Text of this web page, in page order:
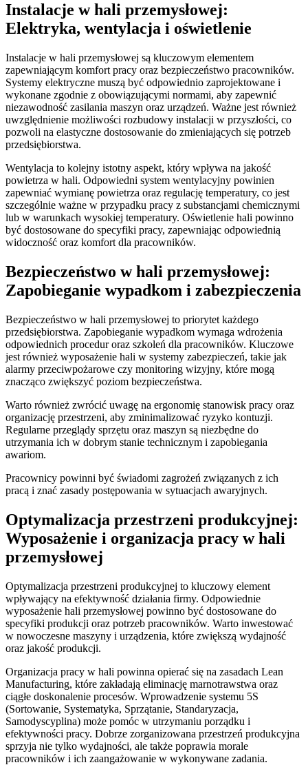
Instalacje w hali przemysłowej:
Elektryka, wentylacja i oświetlenie
Instalacje w hali przemysłowej są kluczowym elementem
zapewniającym komfort pracy oraz bezpieczeństwo pracowników.
Systemy elektryczne muszą być odpowiednio zaprojektowane i
wykonane zgodnie z obowiązującymi normami, aby zapewnić
niezawodność zasilania maszyn oraz urządzeń. Ważne jest również
uwzględnienie możliwości rozbudowy instalacji w przyszłości, co
pozwoli na elastyczne dostosowanie do zmieniających się potrzeb
przedsiębiorstwa.
Wentylacja to kolejny istotny aspekt, który wpływa na jakość
powietrza w hali. Odpowiedni system wentylacyjny powinien
zapewniać wymianę powietrza oraz regulację temperatury, co jest
szczególnie ważne w przypadku pracy z substancjami chemicznymi
lub w warunkach wysokiej temperatury. Oświetlenie hali powinno
być dostosowane do specyfiki pracy, zapewniając odpowiednią
widoczność oraz komfort dla pracowników.
Bezpieczeństwo w hali przemysłowej:
Zapobieganie wypadkom i zabezpieczenia
Bezpieczeństwo w hali przemysłowej to priorytet każdego
przedsiębiorstwa. Zapobieganie wypadkom wymaga wdrożenia
odpowiednich procedur oraz szkoleń dla pracowników. Kluczowe
jest również wyposażenie hali w systemy zabezpieczeń, takie jak
alarmy przeciwpożarowe czy monitoring wizyjny, które mogą
znacząco zwiększyć poziom bezpieczeństwa.
Warto również zwrócić uwagę na ergonomię stanowisk pracy oraz
organizację przestrzeni, aby zminimalizować ryzyko kontuzji.
Regularne przeglądy sprzętu oraz maszyn są niezbędne do
utrzymania ich w dobrym stanie technicznym i zapobiegania
awariom.
Pracownicy powinni być świadomi zagrożeń związanych z ich
pracą i znać zasady postępowania w sytuacjach awaryjnych.
Optymalizacja przestrzeni produkcyjnej:
Wyposażenie i organizacja pracy w hali
przemysłowej
Optymalizacja przestrzeni produkcyjnej to kluczowy element
wpływający na efektywność działania firmy. Odpowiednie
wyposażenie hali przemysłowej powinno być dostosowane do
specyfiki produkcji oraz potrzeb pracowników. Warto inwestować
w nowoczesne maszyny i urządzenia, które zwiększą wydajność
oraz jakość produkcji.
Organizacja pracy w hali powinna opierać się na zasadach Lean
Manufacturing, które zakładają eliminację marnotrawstwa oraz
ciągłe doskonalenie procesów. Wprowadzenie systemu 5S
(Sortowanie, Systematyka, Sprzątanie, Standaryzacja,
Samodyscyplina) może pomóc w utrzymaniu porządku i
efektywności pracy. Dobrze zorganizowana przestrzeń produkcyjna
sprzyja nie tylko wydajności, ale także poprawia morale
pracowników i ich zaangażowanie w wykonywane zadania.